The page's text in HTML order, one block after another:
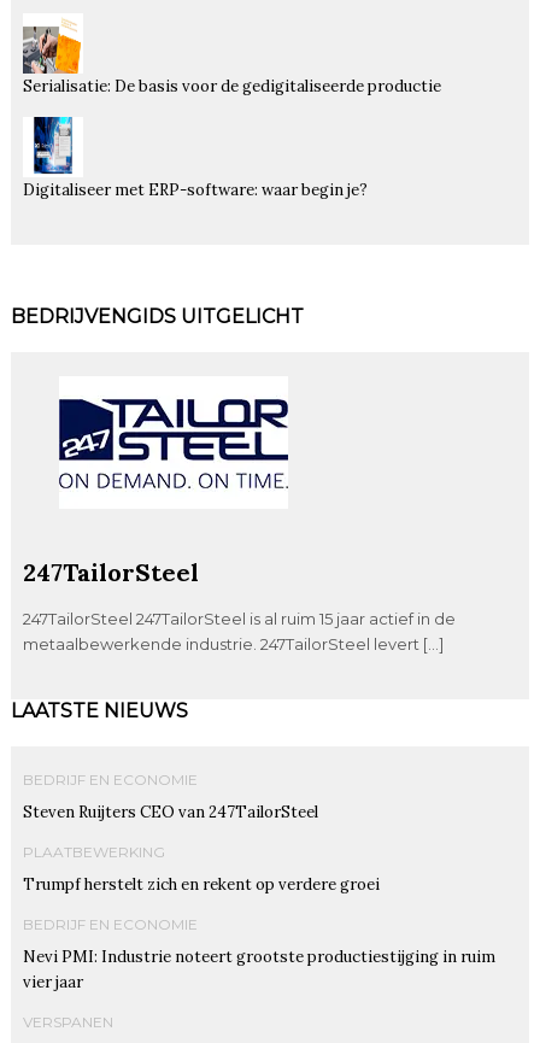
Serialisatie: De basis voor de gedigitaliseerde productie
Digitaliseer met ERP-software: waar begin je?
BEDRIJVENGIDS UITGELICHT
247TailorSteel
247TailorSteel 247TailorSteel is al ruim 15 jaar actief in de
metaalbewerkende industrie. 247TailorSteel levert […]
LAATSTE NIEUWS
BEDRIJF EN ECONOMIE
Steven Ruijters CEO van 247TailorSteel
PLAATBEWERKING
Trumpf herstelt zich en rekent op verdere groei
BEDRIJF EN ECONOMIE
Nevi PMI: Industrie noteert grootste productiestijging in ruim
vier jaar
VERSPANEN